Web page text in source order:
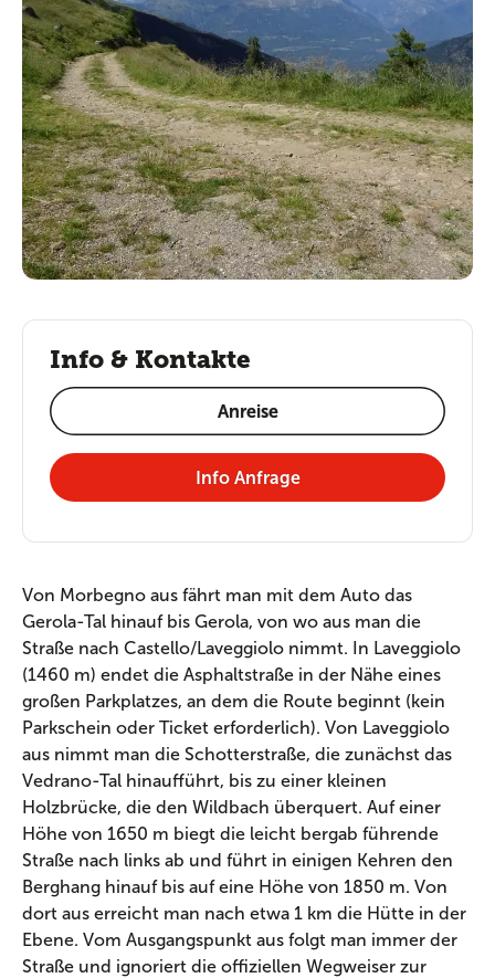
Von Morbegno aus fährt man mit dem Auto das
Gerola-Tal hinauf bis Gerola, von wo aus man die
Straße nach Castello/Laveggiolo nimmt. In Laveggiolo
(1460 m) endet die Asphaltstraße in der Nähe eines
großen Parkplatzes, an dem die Route beginnt (kein
Parkschein oder Ticket erforderlich). Von Laveggiolo
aus nimmt man die Schotterstraße, die zunächst das
Vedrano-Tal hinaufführt, bis zu einer kleinen
Holzbrücke, die den Wildbach überquert. Auf einer
Höhe von 1650 m biegt die leicht bergab führende
Straße nach links ab und führt in einigen Kehren den
Berghang hinauf bis auf eine Höhe von 1850 m. Von
dort aus erreicht man nach etwa 1 km die Hütte in der
Ebene. Vom Ausgangspunkt aus folgt man immer der
Straße und ignoriert die offiziellen Wegweiser zur
Info & Kontakte
Anreise
Info Anfrage